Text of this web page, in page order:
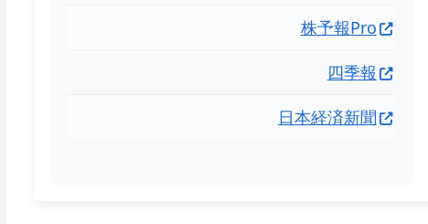
株予報Pro
四季報
日本経済新聞